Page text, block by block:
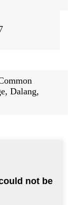
Dalang,